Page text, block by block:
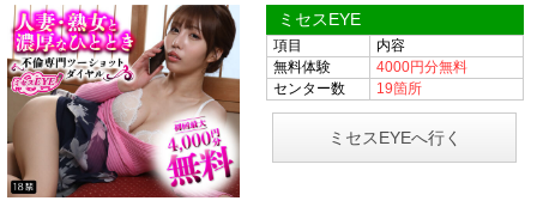
ミセスEYE
項目
内容
無料体験
4000円分無料
センター数
19箇所
ミセスEYEへ行く